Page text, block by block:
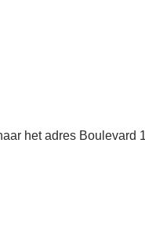
het adres Boulevard